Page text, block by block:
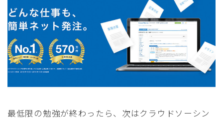
最低限の勉強が終わったら、次はクラウドソーシン